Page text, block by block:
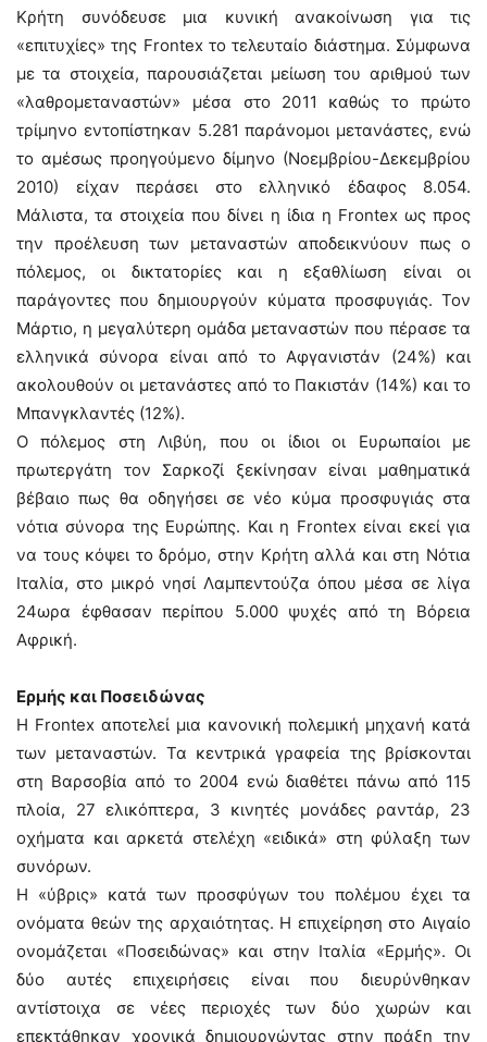
Κρήτη συνόδευσε μια κυνική ανακοίνωση για τις
«επιτυχίες» της Frontex το τελευταίο διάστημα. Σύμφωνα
με τα στοιχεία, παρουσιάζεται μείωση του αριθμού των
«λαθρομεταναστών» μέσα στο 2011 καθώς το πρώτο
τρίμηνο εντοπίστηκαν 5.281 παράνομοι μετανάστες, ενώ
το αμέσως προηγούμενο δίμηνο (Νοεμβρίου-Δεκεμβρίου
2010) είχαν περάσει στο ελληνικό έδαφος 8.054.
Μάλιστα, τα στοιχεία που δίνει η ίδια η Frontex ως προς
την προέλευση των μεταναστών αποδεικνύουν πως ο
πόλεμος, οι δικτατορίες και η εξαθλίωση είναι οι
παράγοντες που δημιουργούν κύματα προσφυγιάς. Τον
Μάρτιο, η μεγαλύτερη ομάδα μεταναστών που πέρασε τα
ελληνικά σύνορα είναι από το Αφγανιστάν (24%) και
ακολουθούν οι μετανάστες από το Πακιστάν (14%) και το
Μπανγκλαντές (12%).
Ο πόλεμος στη Λιβύη, που οι ίδιοι οι Ευρωπαίοι με
πρωτεργάτη τον Σαρκοζί ξεκίνησαν είναι μαθηματικά
βέβαιο πως θα οδηγήσει σε νέο κύμα προσφυγιάς στα
νότια σύνορα της Ευρώπης. Και η Frontex είναι εκεί για
να τους κόψει το δρόμο, στην Κρήτη αλλά και στη Νότια
Ιταλία, στο μικρό νησί Λαμπεντούζα όπου μέσα σε λίγα
24ωρα έφθασαν περίπου 5.000 ψυχές από τη Βόρεια
Αφρική.
Ερμής και Ποσειδώνας
Η Frontex αποτελεί μια κανονική πολεμική μηχανή κατά
των μεταναστών. Τα κεντρικά γραφεία της βρίσκονται
στη Βαρσοβία από το 2004 ενώ διαθέτει πάνω από 115
πλοία, 27 ελικόπτερα, 3 κινητές μονάδες ραντάρ, 23
οχήματα και αρκετά στελέχη «ειδικά» στη φύλαξη των
συνόρων.
Η «ύβρις» κατά των προσφύγων του πολέμου έχει τα
ονόματα θεών της αρχαιότητας. Η επιχείρηση στο Αιγαίο
ονομάζεται «Ποσειδώνας» και στην Ιταλία «Ερμής». Οι
δύο αυτές επιχειρήσεις είναι που διευρύνθηκαν
αντίστοιχα σε νέες περιοχές των δύο χωρών και
επεκτάθηκαν χρονικά δημιουργώντας στην πράξη την